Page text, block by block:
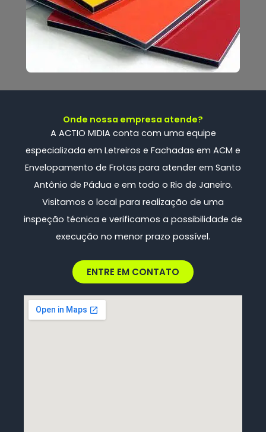
Onde nossa empresa atende?
A ACTIO MIDIA conta com uma equipe
especializada em Letreiros e Fachadas em ACM e
Envelopamento de Frotas para atender em Santo
Antônio de Pádua e em todo o Rio de Janeiro.
Visitamos o local para realização de uma
inspeção técnica e verificamos a possibilidade de
execução no menor prazo possível.
ENTRE EM CONTATO